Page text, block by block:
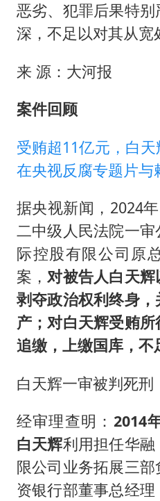
恶劣、犯罪后果特
深，不足以对其从宽
来 源：大河报
案件回顾
受贿超11亿元，白
在央视反腐专题片与
据央视新闻，2024
二中级人民法院一
际控股有限公司原
案，对被告人白天辉
剥夺政治权利终身
产；对白天辉受贿
追缴，上缴国库，不
白天辉一审被判死刑
经审理查明： 2014
白天辉利用担任华
限公司业务拓展三
资银行部董事总经